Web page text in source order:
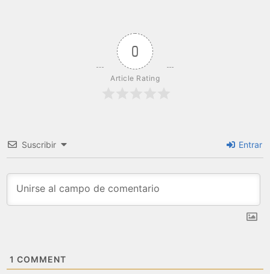
0
Article Rating
Suscribir Entrar
1 COMMENT